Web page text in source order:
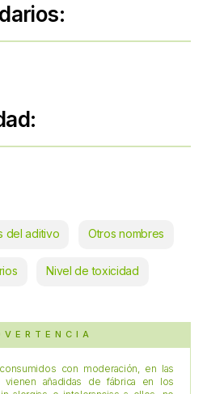
del aditivo Otros nombres
Nivel de toxicidad
con moderación, en las
vienen añadidas de fábrica en los